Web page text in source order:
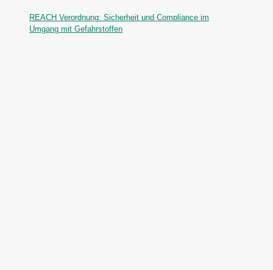
REACH Verordnung: Sicherheit und Compliance im
Umgang mit Gefahrstoffen